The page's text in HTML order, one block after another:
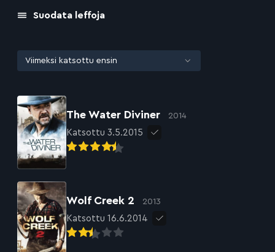
Suodata leffoja
The Water Diviner 2014
Katsottu 3.5.2015
Wolf Creek 2 2013
Katsottu 16.6.2014